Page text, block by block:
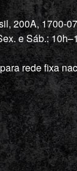
200A, 1700-
e Sáb.:
rede fixa